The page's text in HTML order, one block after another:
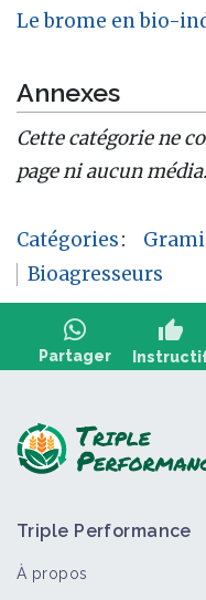
Le brome en bio-
Annexes
Cette catégorie ne
page ni aucun média.
Catégories:
Bioagresseurs
Partager
thumb_up
Triple Performance
À propos